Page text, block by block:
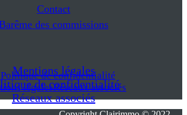
Contact
des commissions
Mentions légales
de confidentialité
Réseaux associés
Politique de confidentialité
légalesRéseaux associés